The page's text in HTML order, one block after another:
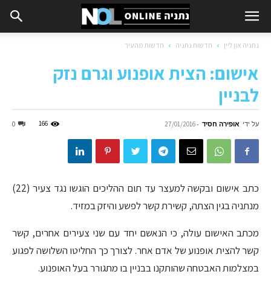
נתניה און ליין חדשות נתניה חדשות מהעיר
אישום: הצית אופנוע וגרם נזק
לבניין
על ידי אופירה חסיד -
27/01/2016
0 166
כתב אישום ובקשה למעצר עד תום ההליכים הוגשו נגד צעיר (22)
מנתניה בגין הצתה, קשירת קשר לפשע והיזק במזיד.
מכתב האישום עולה, כי הנאשם יחד עם שני צעירים אחרים, קשר
קשר להצית אופנוע של אדם אחר. לצורך כך החליטו השלושה לפגוע
במצלמות האבטחה שהותקנו בבניין בו מתגורר בעל האופנוע.